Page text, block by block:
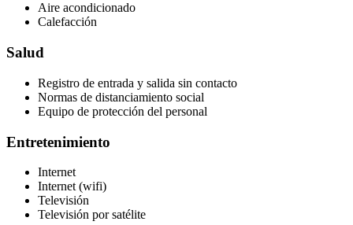
Aire acondicionado
Calefacción
Salud
Registro de entrada y salida sin contacto
Normas de distanciamiento social
Equipo de protección del personal
Entretenimiento
Internet
Internet (wifi)
Televisión
Televisión por satélite